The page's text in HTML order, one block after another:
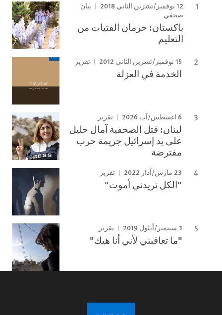
12 نوفمبر/تشرين الثاني 2018
بيان
صحفي
باكستان: حرمان الفتيات من
التعليم
15 نوفمبر/تشرين الثاني 2012 تقرير
الخدمة في العزلة
6 اغسطس/آب 2026 تقرير
لبنان: قتل الصحفية آمال خليل
على يد إسرائيل جريمة حرب
مفترضة
23 مارس/آذار 2022 تقرير
"الكل تريدني أموت"
3 سبتمبر/أيلول 2019 تقرير
"ما تعاقبني لأني أنا هيك"